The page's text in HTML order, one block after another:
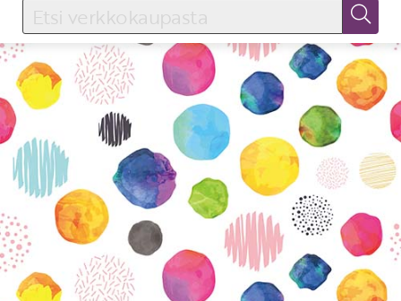
Käyttäjätunnus
Salasana
Unohtuiko salasana?
KIRJAUDU SISÄÄN
Etkö ole vielä Varhaiskasvatuksen Tietopalvelun
jäsen?